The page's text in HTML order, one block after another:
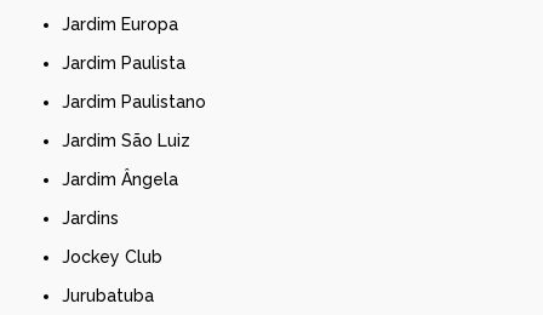
Jardim Europa
Jardim Paulista
Jardim Paulistano
Jardim São Luiz
Jardim Ângela
Jardins
Jockey Club
Jurubatuba